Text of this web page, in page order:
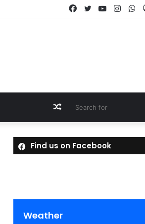
YouTube
Twitter
Facebook
Random
Article
Find us on Facebook
Weather